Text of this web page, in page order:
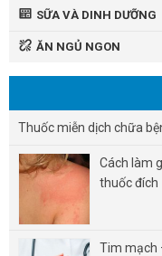
SỮA VÀ DINH DƯỠNG
ĂN NGỦ NGON
Thuốc miễn dịch chữa
Cách làm
thuốc đích
Tim mạch